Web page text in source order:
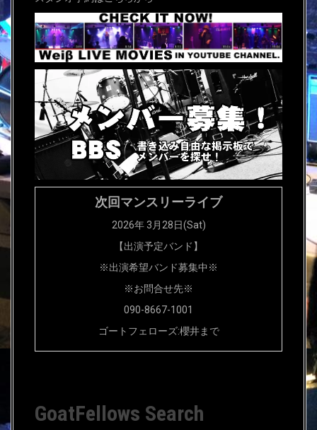
次回マンスリーライブ
2026年 3月28日(Sat)
【出演予定バンド】
※出演希望バンド募集中※
※お問合せ先※
090-8667-1001
ゴートフェローズ:櫻井まで
GoatFellows Search